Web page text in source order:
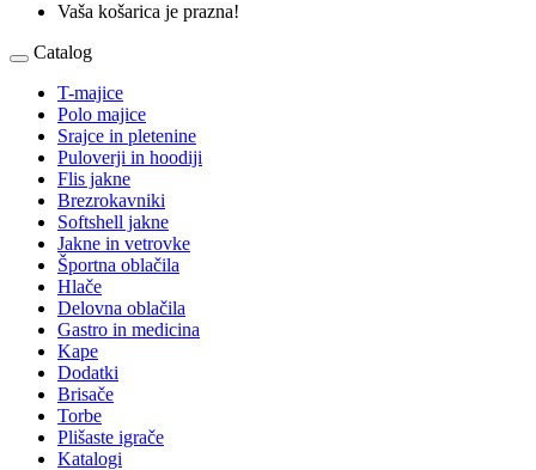
Vaša košarica je prazna!
Catalog
T-majice
Polo majice
Srajce in pletenine
Puloverji in hoodiji
Flis jakne
Brezrokavniki
Softshell jakne
Jakne in vetrovke
Športna oblačila
Hlače
Delovna oblačila
Gastro in medicina
Kape
Dodatki
Brisače
Torbe
Plišaste igrače
Katalogi